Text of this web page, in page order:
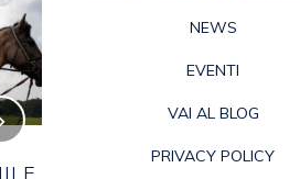
BIAGIO VELLANO
NEWS
EVENTI
VAI AL BLOG
PRIVACY POLICY